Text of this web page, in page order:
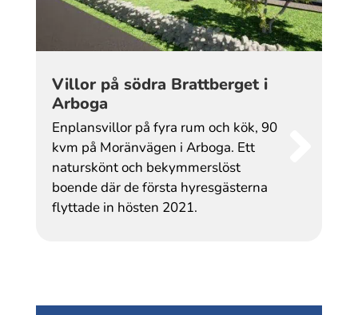
Villor på södra Brattberget i
Arboga
Enplansvillor på fyra rum och kök, 90
kvm på Moränvägen i Arboga. Ett
naturskönt och bekymmerslöst
boende där de första hyresgästerna
flyttade in hösten 2021.